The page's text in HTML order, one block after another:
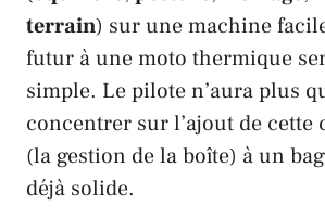
terrain) sur une machine
futur à une moto thermique
simple. Le pilote n’aura plus
concentrer sur l’ajout de cette
(la gestion de la boîte) à un
déjà solide.